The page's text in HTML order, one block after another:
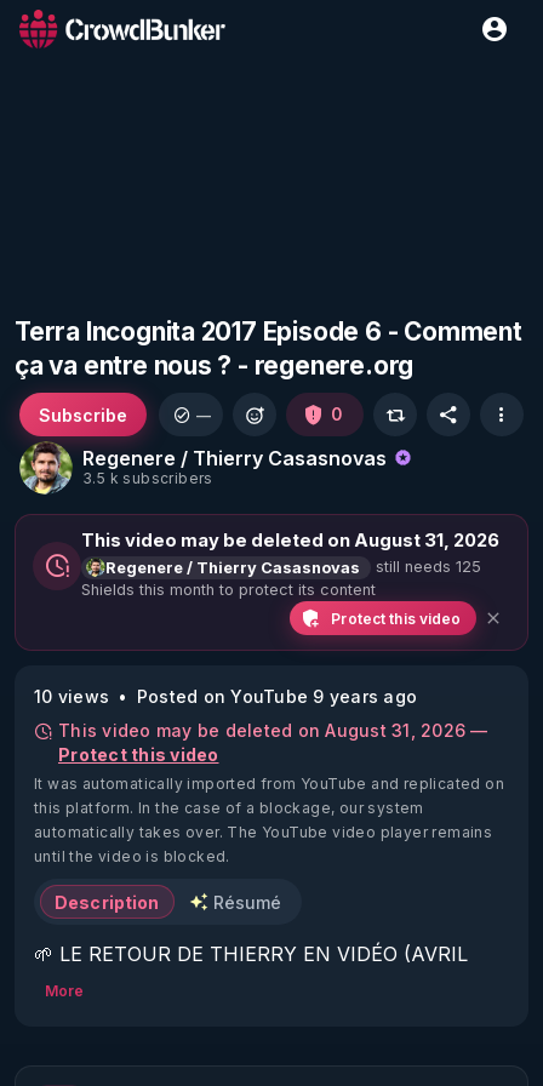
Terra Incognita 2017 Episode 6 - Comment
ça va entre nous ? - regenere.org
Regenere / Thierry Casasnovas
3.5 k subscribers
Subscribe — 0
This video may be deleted on August 31, 2026
Regenere / Thierry Casasnovas
still needs 125
Shields this month to protect its content
Protect this video
10 views
Posted on YouTube 9 years ago
This video may be deleted on August 31, 2026 —
Protect this video
It was automatically imported from YouTube and replicated on
this platform. In the case of a blockage, our system
automatically takes over. The YouTube video player remains
until the video is blocked.
Description Résumé
🌱 LE RETOUR DE THIERRY EN VIDÉO (AVRIL
2022)!
https://www.rgnr.fr/presentation.html
More